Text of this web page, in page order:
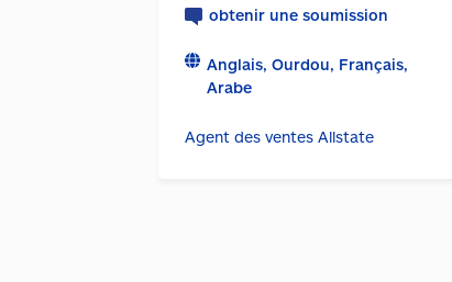
obtenir une soumission
Anglais, Ourdou, Français,
Arabe
Agent des ventes Allstate